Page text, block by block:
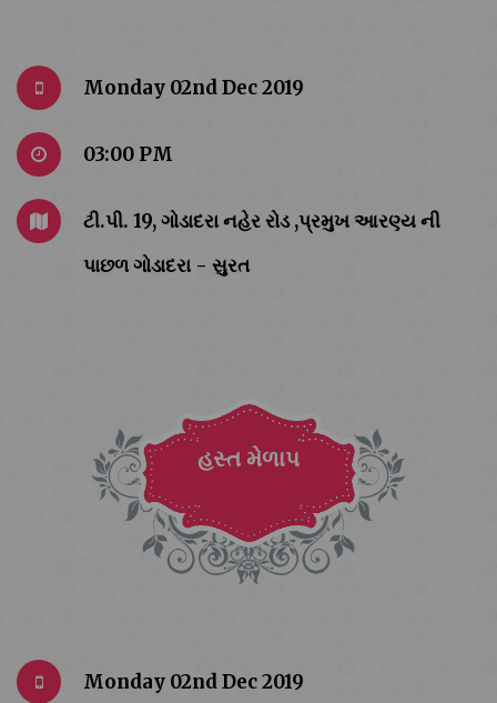
Monday 02nd Dec 2019
03:00 PM
ટી.પી. 19, ગોડાદરા નહેર રોડ ,પ્રમુખ આરણ્ય ની
પાછળ ગોડાદરા - સુરત
હસ્ત મેળાપ
Monday 02nd Dec 2019